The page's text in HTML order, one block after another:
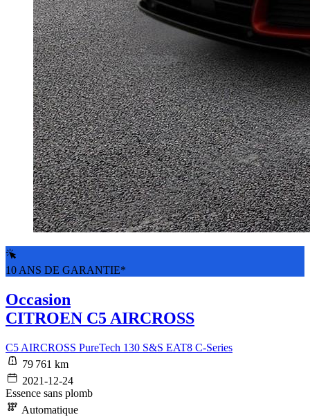
10 ANS DE GARANTIE*
Occasion
CITROEN C5 AIRCROSS
C5 AIRCROSS PureTech 130 S&S EAT8 C-Series
79 761 km
2021-12-24
Essence sans plomb
Automatique